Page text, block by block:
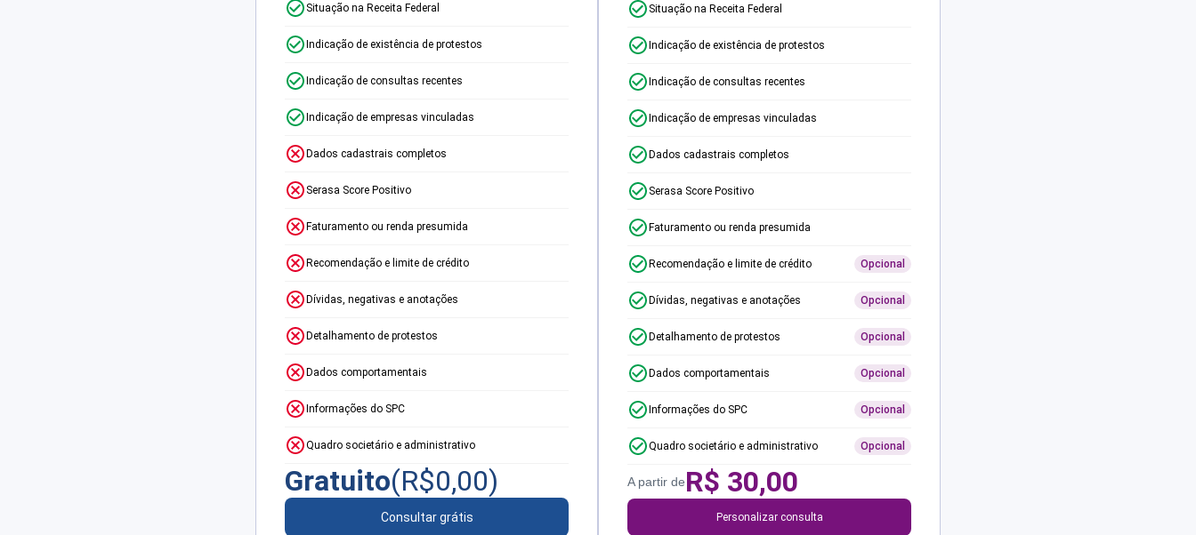
Situação na Receita Federal
Indicação de existência de protestos
Indicação de consultas recentes
Indicação de empresas vinculadas
Dados cadastrais completos
Serasa Score Positivo
Faturamento ou renda presumida
Recomendação e limite de crédito
Dívidas, negativas e anotações
Detalhamento de protestos
Dados comportamentais
Informações do SPC
Quadro societário e administrativo
Gratuito(R$0,00)
Consultar grátis
Situação na Receita Federal
Indicação de existência de protestos
Indicação de consultas recentes
Indicação de empresas vinculadas
Dados cadastrais completos
Serasa Score Positivo
Faturamento ou renda presumida
Recomendação e limite de crédito Opcional
Dívidas, negativas e anotações Opcional
Detalhamento de protestos Opcional
Dados comportamentais Opcional
Informações do SPC Opcional
Quadro societário e administrativo Opcional
A partir deR$ 30,00
Personalizar consulta